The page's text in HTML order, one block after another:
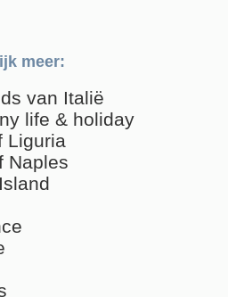
meer:
van Italië
life & holiday
Liguria
Naples